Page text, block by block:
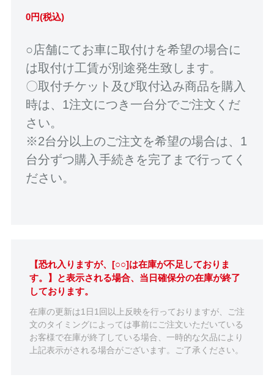
0円(税込)
○店舗にてお車に取付けを希望の場合に
は取付け工賃が別途発生致します。
〇取付チケット及び取付込み商品を購入
時は、1注文につき一台分でご注文くだ
さい。
※2台分以上のご注文を希望の場合は、1
台分ずつ購入手続きを完了まで行ってく
ださい。
【恐れ入りますが、[○○]は在庫が不足しておりま
す。】と表示される場合、当日確保分の在庫が終了
しております。
在庫の更新は1日1回以上反映を行っておりますが、ご注
文のタイミングによっては事前にご注文いただいている
お客様で在庫が終了している場合、一時的な欠品により
上記表示がされる場合がございます。ご了承ください。